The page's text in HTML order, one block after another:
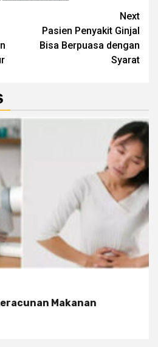
Next
Pasien Penyakit Ginjal
Bisa Berpuasa dengan
Syarat
Makanan